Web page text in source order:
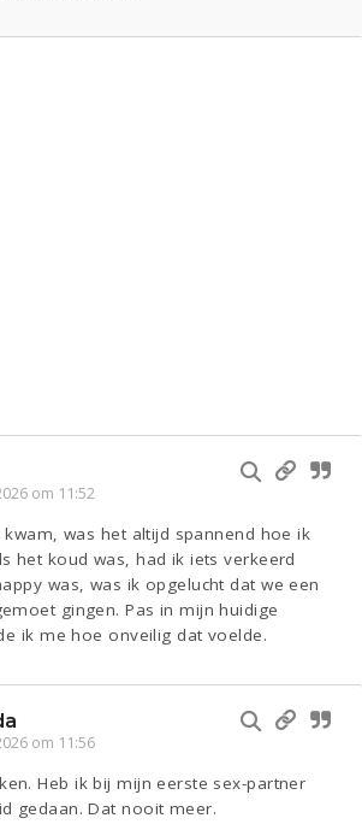
om 11:52
was het altijd spannend hoe ik
het koud was, had ik iets verkeerd
was, was ik opgelucht dat we een
gingen. Pas in mijn huidige
ik me hoe onveilig dat voelde.
om 11:56
Heb ik bij mijn eerste sex-partner
gedaan. Dat nooit meer.